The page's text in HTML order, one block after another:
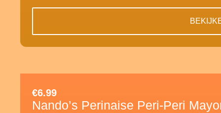
€6.99
Nando’s Perinaise Peri-Peri